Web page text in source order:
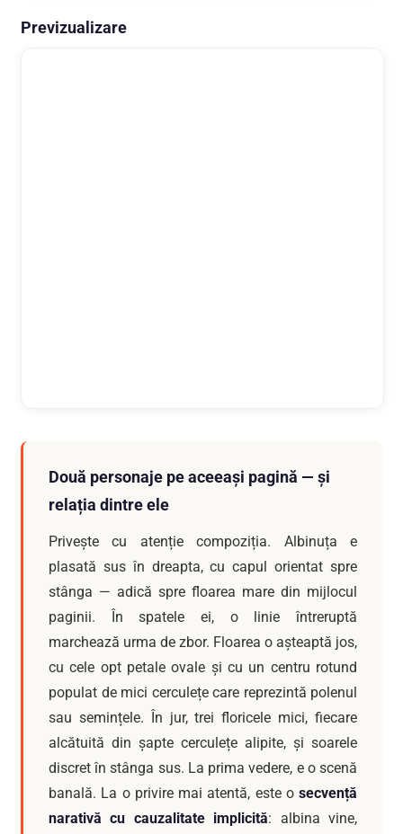
Previzualizare
Două personaje pe aceeași pagină — și
relația dintre ele
Privește cu atenție compoziția. Albinuța e
plasată sus în dreapta, cu capul orientat spre
stânga — adică spre floarea mare din mijlocul
paginii. În spatele ei, o linie întreruptă
marchează urma de zbor. Floarea o așteaptă jos,
cu cele opt petale ovale și cu un centru rotund
populat de mici cerculețe care reprezintă polenul
sau semințele. În jur, trei floricele mici, fiecare
alcătuită din șapte cerculețe alipite, și soarele
discret în stânga sus. La prima vedere, e o scenă
banală. La o privire mai atentă, este o secvență
narativă cu cauzalitate implicită: albina vine,